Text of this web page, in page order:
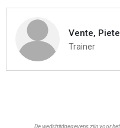
Vente,
Trainer
De wedstrijdgegevens zijn voor